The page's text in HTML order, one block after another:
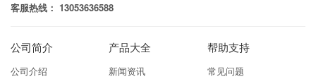
客服热线： 13053636588
公司简介
公司介绍
产品大全
新闻资讯
帮助支持
常见问题